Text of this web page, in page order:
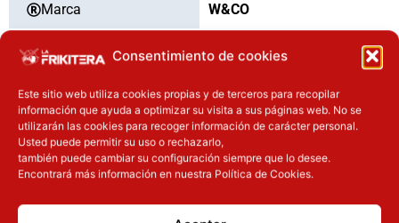
Consentimiento de cookies
Este sitio web utiliza cookies propias y de terceros para recopilar
información que ayuda a optimizar su visita a sus páginas web. No se
utilizarán las cookies para recoger información de carácter personal.
Usted puede permitir su uso o rechazarlo,
también puede cambiar su configuración siempre que lo desee.
Encontrará más información en nuestra Política de Cookies.
Marca W&CO
Categoría Mochilas y Bolsos
Tipo Nuevo
OTROS PRODUCTOS QUE TE